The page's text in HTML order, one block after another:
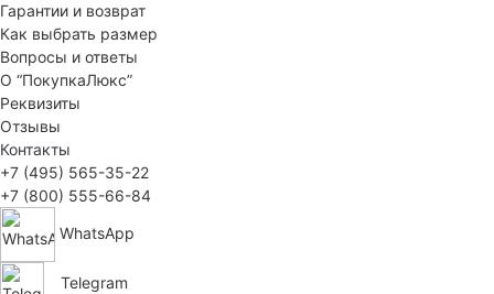
Гарантии и возврат
Как выбрать размер
Вопросы и ответы
О “ПокупкаЛюкс”
Реквизиты
Отзывы
Контакты
+7 (495) 565-35-22
+7 (800) 555-66-84
WhatsApp
Telegram